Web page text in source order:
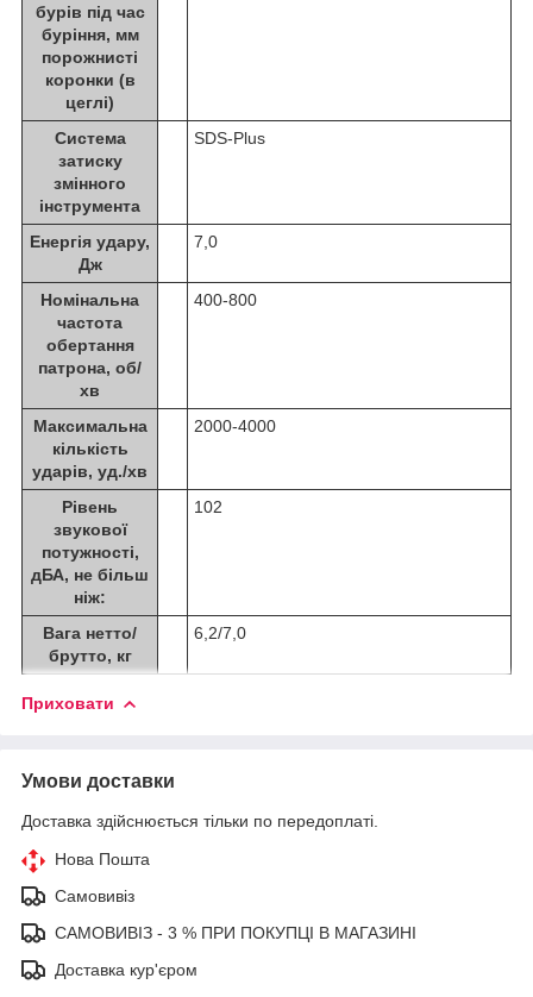
бурів під час
буріння, мм
порожнисті
коронки (в
цеглі)
Система
затиску
змінного
інструмента
SDS-Plus
Енергія удару,
Дж
7,0
Номінальна
частота
обертання
патрона, об/
хв
400-800
Максимальна
кількість
ударів, уд./хв
2000-4000
Рівень
звукової
потужності,
дБА, не більш
ніж:
102
Вага нетто/
брутто, кг
6,2/7,0
Приховати
Умови доставки
Доставка здійснюється тільки по передоплаті.
Нова Пошта
Самовивіз
САМОВИВІЗ - 3 % ПРИ ПОКУПЦІ В МАГАЗИНІ
Доставка кур'єром